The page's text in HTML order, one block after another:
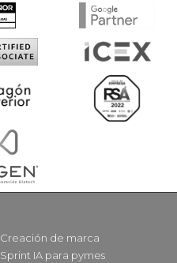
Creación de marca
Sprint IA para pymes